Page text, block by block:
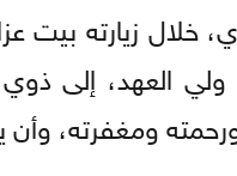
خلال زيارته بيت
العهد، إلى ذوي
ومغفرته، وأن